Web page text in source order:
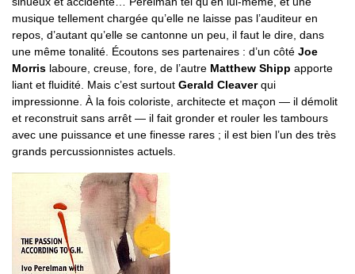
musique tellement chargée qu’elle ne laisse pas l’auditeur en
repos, d’autant qu’elle se cantonne un peu, il faut le dire, dans
une même tonalité. Écoutons ses partenaires : d’un côté Joe
Morris laboure, creuse, fore, de l’autre Matthew Shipp apporte
liant et fluidité. Mais c’est surtout Gerald Cleaverqui
impressionne. À la fois coloriste, architecte et maçon — il démolit
et reconstruit sans arrêt — il fait gronder et rouler les tambours
avec une puissance et une finesse rares ; il est bien l’un des très
grands percussionnistes actuels.